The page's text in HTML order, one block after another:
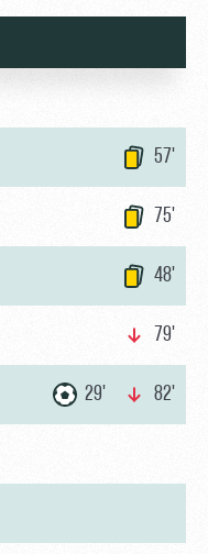
57'
75'
48'
79'
29' 82'